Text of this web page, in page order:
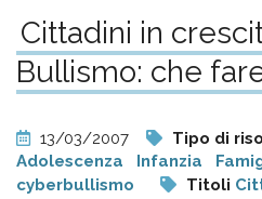
di
e
Cittadini in
Bullismo: che
13/03/2007 Tipo di
Adolescenza
Infanzia
cyberbullismo
Titoli